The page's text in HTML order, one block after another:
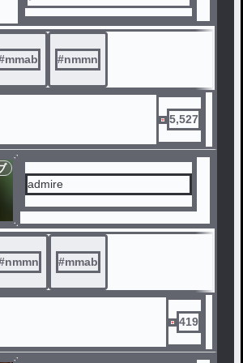
良い子は読むの躊躇ってくださ
い。
mmab #nmmn
5,527
admire
nmmn #mmab
419